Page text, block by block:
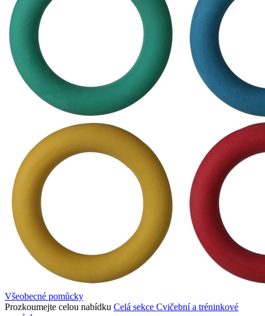
Všeobecné pomůcky
Prozkoumejte celou nabídku Celá sekce Cvičební a tréninkové